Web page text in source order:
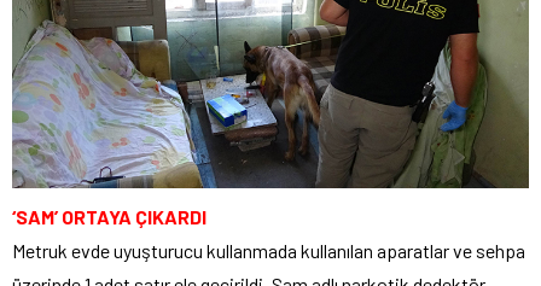
‘SAM’ ORTAYA ÇIKARDI
Metruk evde uyuşturucu kullanmada kullanılan aparatlar ve sehpa